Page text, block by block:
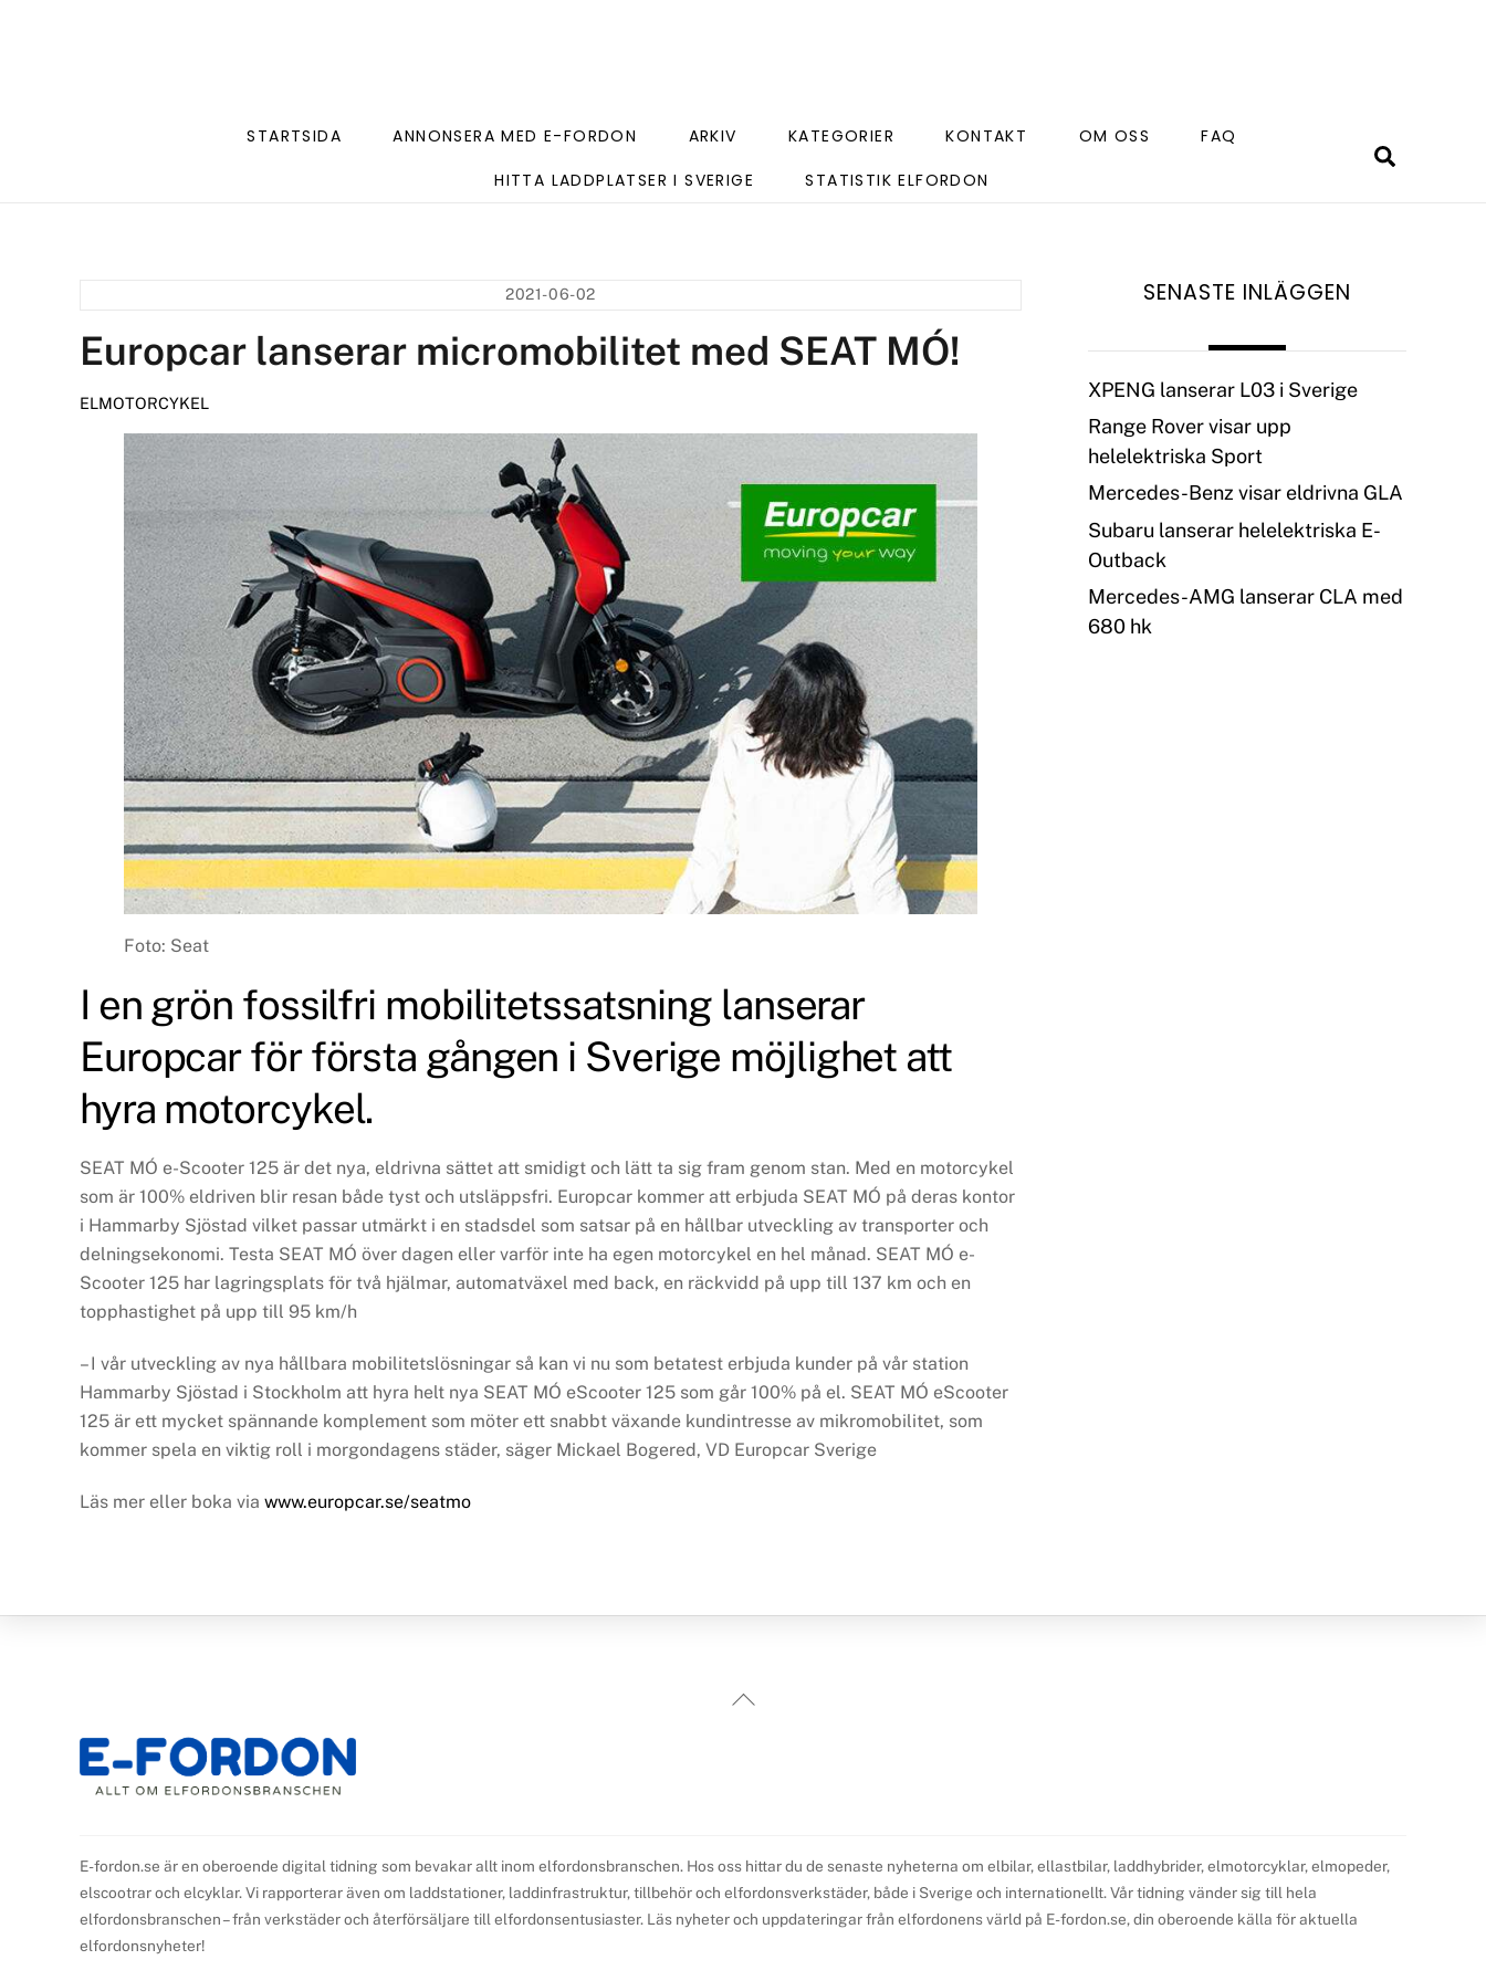
STARTSIDA ANNONSERA MED E-FORDON ARKIV KATEGORIER KONTAKT OM OSS
FAQ
HITTA LADDPLATSER I SVERIGE
STATISTIK ELFORDON
2021-06-02
Europcar lanserar micromobilitet med SEAT MÓ!
ELMOTORCYKEL
Foto: Seat
I en grön fossilfri mobilitetssatsning lanserar
Europcar för första gången i Sverige möjlighet att
hyra motorcykel.
SEAT MÓ e-Scooter 125 är det nya, eldrivna sättet att smidigt och lätt ta sig fram genom stan. Med en motorcykel
som är 100% eldriven blir resan både tyst och utsläppsfri. Europcar kommer att erbjuda SEAT MÓ på deras kontor
i Hammarby Sjöstad vilket passar utmärkt i en stadsdel som satsar på en hållbar utveckling av transporter och
delningsekonomi. Testa SEAT MÓ över dagen eller varför inte ha egen motorcykel en hel månad. SEAT MÓ e-
Scooter 125 har lagringsplats för två hjälmar, automatväxel med back, en räckvidd på upp till 137 km och en
topphastighet på upp till 95 km/h
– I vår utveckling av nya hållbara mobilitetslösningar så kan vi nu som betatest erbjuda kunder på vår station
Hammarby Sjöstad i Stockholm att hyra helt nya SEAT MÓ eScooter 125 som går 100% på el. SEAT MÓ eScooter
125 är ett mycket spännande komplement som möter ett snabbt växande kundintresse av mikromobilitet, som
kommer spela en viktig roll i morgondagens städer, säger Mickael Bogered, VD Europcar Sverige
Läs mer eller boka via www.europcar.se/seatmo
SENASTE INLÄGGEN
XPENG lanserar L03 i Sverige
Range Rover visar upp
helelektriska Sport
Mercedes-Benz visar eldrivna GLA
Subaru lanserar helelektriska E-
Outback
Mercedes-AMG lanserar CLA med
680 hk
Back
E-fordon.se är en oberoende digital tidning som bevakar allt inom elfordonsbranschen. Hos oss hittar du de senaste nyheterna om elbilar, ellastbilar, laddhybrider, elmotorcyklar, elmopeder,
elscootrar och elcyklar. Vi rapporterar även om laddstationer, laddinfrastruktur, tillbehör och elfordonsverkstäder, både i Sverige och internationellt. Vår tidning vänder sig till hela
elfordonsbranschen – från verkstäder och återförsäljare till elfordonsentusiaster. Läs nyheter och uppdateringar från elfordonens värld på E-fordon.se, din oberoende källa för aktuella
elfordonsnyheter!